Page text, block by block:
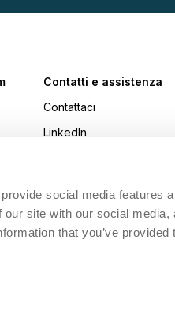
social media features
site with our social media,
that you’ve provided
Contatti e assistenza
Contattaci
LinkedIn
Facebook